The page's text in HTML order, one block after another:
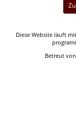
Diese Website läuft mit
Betreut von